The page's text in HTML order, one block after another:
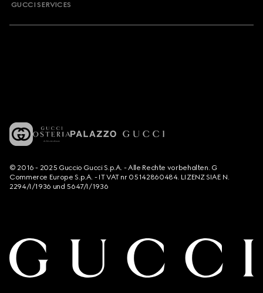
GUCCI SERVICES
© 2016 - 2025 Guccio Gucci S.p.A. - Alle Rechte vorbehalten. G
Commerce Europe S.p.A. - IT VAT nr 05142860484. LIZENZ SIAE N.
2294/I/1936 und 5647/I/1936